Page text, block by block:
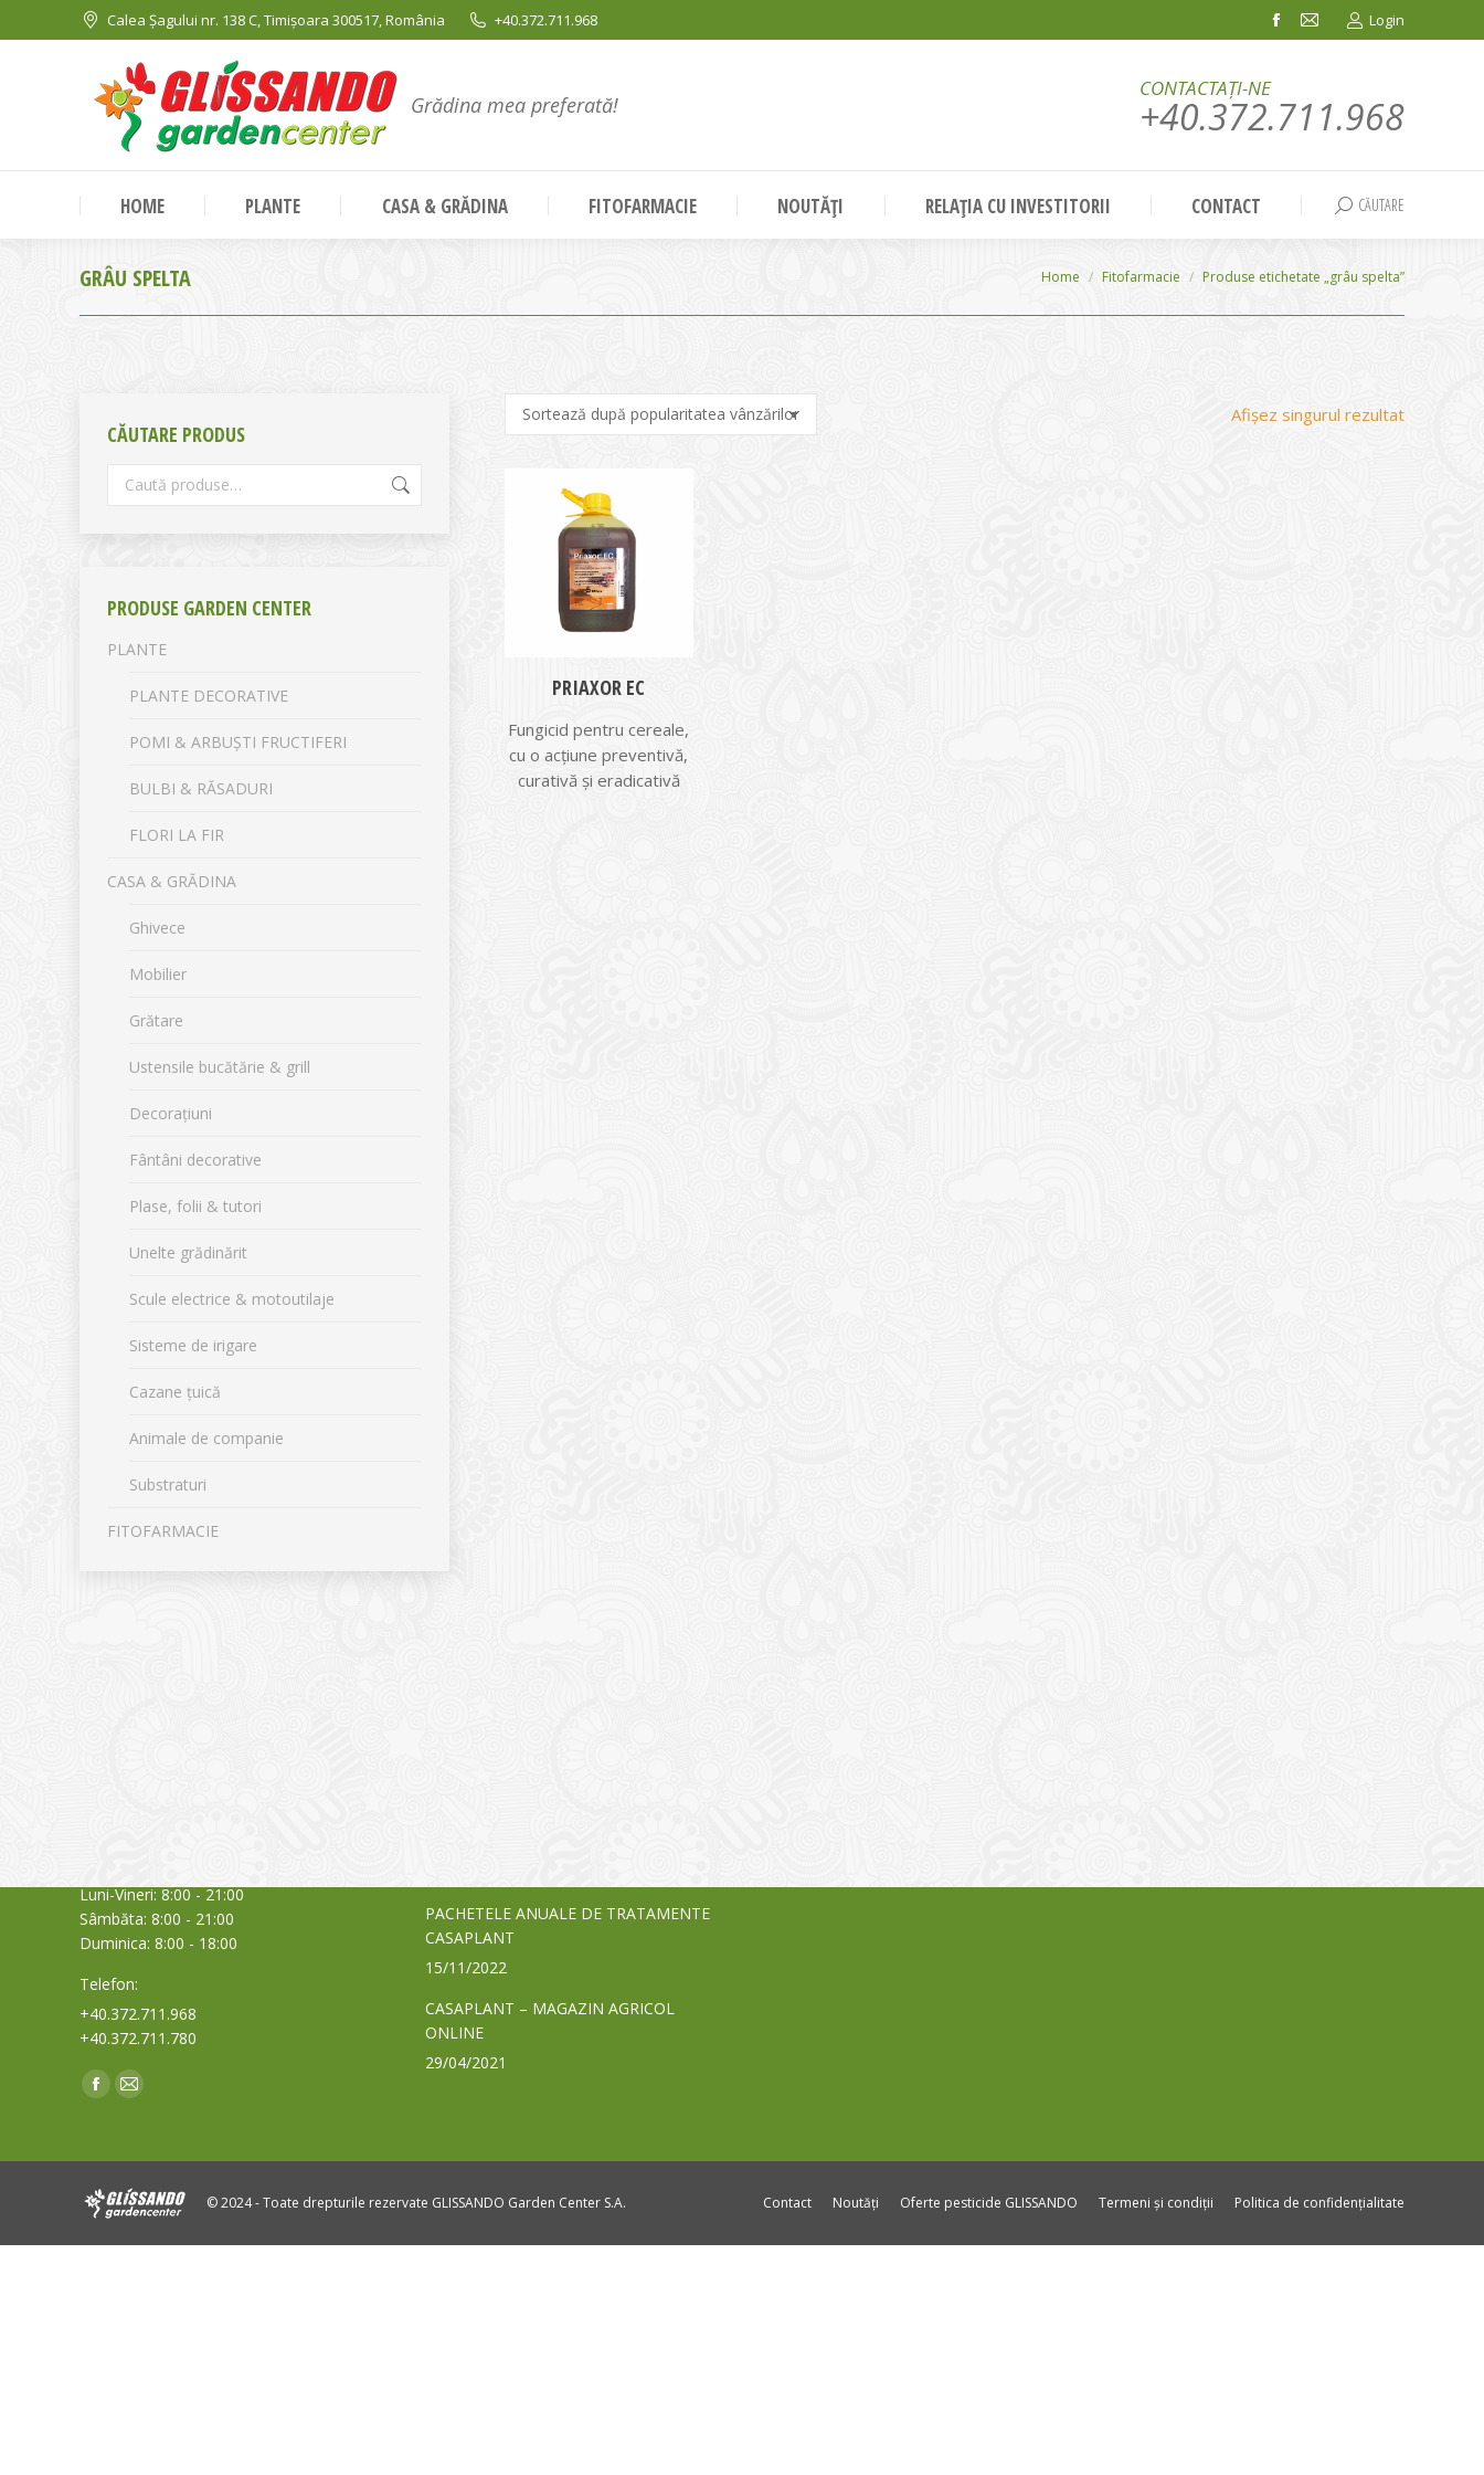
Calea Șagului nr. 138 C, Timișoara 300517, România +40.372.711.968
Facebook
in
window
Mail
in
window
Login
Grădina mea preferată!
CONTACTAȚI-NE
+40.372.711.968
HOME PLANTE CASA & GRĂDINA FITOFARMACIE NOUTĂȚI RELAȚIA CU INVESTITORII CONTACT Search:
CĂUTARE
GRÂU SPELTA You are here:
Home Fitofarmacie Produse etichetate „grâu spelta”
Afișez singurul rezultat
PRIAXOR EC
Fungicid pentru cereale,
cu o acțiune preventivă,
curativă și eradicativă
CĂUTARE PRODUS
PRODUSE GARDEN CENTER
PLANTE
PLANTE DECORATIVE
POMI & ARBUȘTI FRUCTIFERI
BULBI & RĂSADURI
FLORI LA FIR
CASA & GRĂDINA
Ghivece
Mobilier
Grătare
Ustensile bucătărie & grill
Decorațiuni
Fântâni decorative
Plase, folii & tutori
Unelte grădinărit
Scule electrice & motoutilaje
Sisteme de irigare
Cazane țuică
Animale de companie
Substraturi
FITOFARMACIE
Luni-Vineri: 8:00 - 21:00
Sâmbăta: 8:00 - 21:00
Duminica: 8:00 - 18:00
Telefon:
+40.372.711.968
+40.372.711.780
Find us on:
Facebook
new
Mail
new
PACHETELE ANUALE DE TRATAMENTE
CASAPLANT
15/11/2022
CASAPLANT – MAGAZIN AGRICOL
ONLINE
29/04/2021
© 2024 - Toate drepturile rezervate GLISSANDO Garden Center S.A. Contact Noutăți Oferte pesticide GLISSANDO Termeni și condiții Politica de confidențialitate